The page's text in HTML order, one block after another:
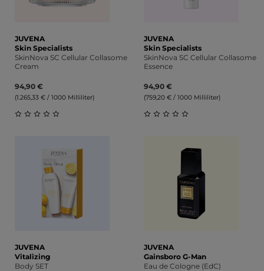
JUVENA
Skin Specialists
SkinNova SC Cellular Collasome
Cream
94,90 €
(1.265,33 € / 1000 Milliliter)
JUVENA
Skin Specialists
SkinNova SC Cellular Collasome
Essence
94,90 €
(759,20 € / 1000 Milliliter)
JUVENA
Vitalizing
Body SET
JUVENA
Gainsboro G-Man
Eau de Cologne (EdC)